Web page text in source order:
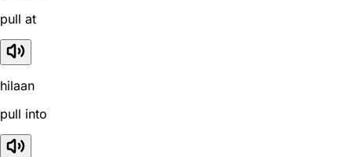
pull at
hilaan
pull into